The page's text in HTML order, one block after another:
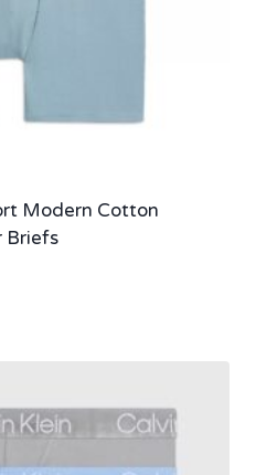
Modern Cotton
Briefs